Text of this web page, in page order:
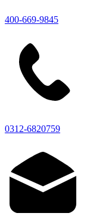
400-669-9845
0312-6820759